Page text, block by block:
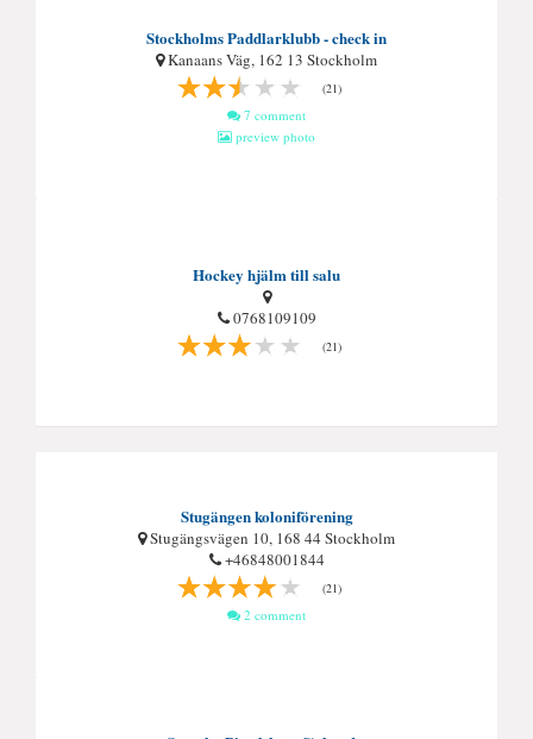
Stockholms Paddlarklubb - check in
Kanaans Väg, 162 13 Stockholm
(21)
7 comment
preview photo
Hockey hjälm till salu
0768109109
(21)
Stugängen koloniförening
Stugängsvägen 10, 168 44 Stockholm
+46848001844
(21)
2 comment